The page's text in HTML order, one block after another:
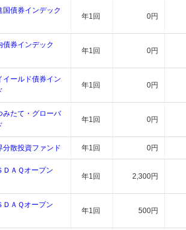
債券インデック
年1回 0円
券インデック
年1回 0円
ールド債券イン
年1回 0円
みたて・グローバ
年1回 0円
分散投資ファンド 年1回 0円
ＡＱオープン
年1回 2,300円
ＡＱオープン
年1回 500円